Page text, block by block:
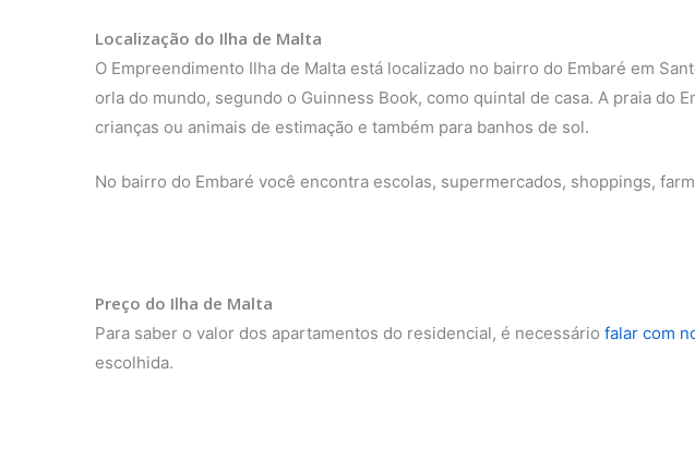
Localização do Ilha de Malta
O Empreendimento Ilha de Malta está localizado no bairro do Embaré em
orla do mundo, segundo o Guinness Book, como quintal de casa. A praia do
crianças ou animais de estimação e também para banhos de sol.
No bairro do Embaré você encontra escolas, supermercados, shoppings,
Preço do Ilha de Malta
Para saber o valor dos apartamentos do residencial, é necessário falar com
escolhida.